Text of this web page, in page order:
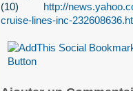
(10) http://
cruise-lines-inc-